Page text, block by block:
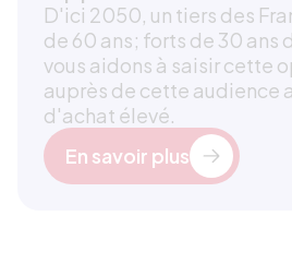
D'ici 2050, un tiers des
de 60 ans; forts de 30 ans
vous aidons à saisir cette
auprès de cette audience
d'achat élevé.
En savoir plus